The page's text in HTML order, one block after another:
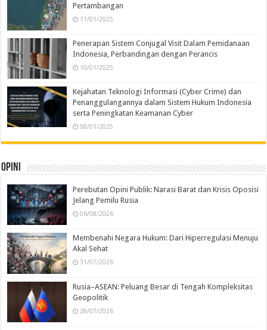
Pertambangan
11/01/2025
Penerapan Sistem Conjugal Visit Dalam Pemidanaan
Indonesia, Perbandingan dengan Perancis
10/01/2025
Kejahatan Teknologi Informasi (Cyber Crime) dan
Penanggulangannya dalam Sistem Hukum Indonesia
serta Peningkatan Keamanan Cyber
08/01/2025
Opini
Perebutan Opini Publik: Narasi Barat dan Krisis Oposisi
Jelang Pemilu Rusia
06/08/2026
Membenahi Negara Hukum: Dari Hiperregulasi Menuju
Akal Sehat
31/07/2026
Rusia–ASEAN: Peluang Besar di Tengah Kompleksitas
Geopolitik
28/07/2026